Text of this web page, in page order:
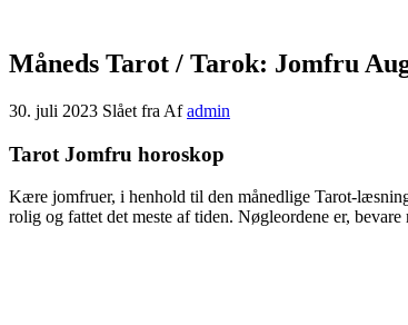
Måneds Tarot / Tarok: Jomfru
30. juli 2023 Slået fra Af admin
Tarot Jomfru horoskop
Kære jomfruer, i henhold til den månedlige Tarot-
rolig og fattet det meste af tiden. Nøgleordene er, bevare